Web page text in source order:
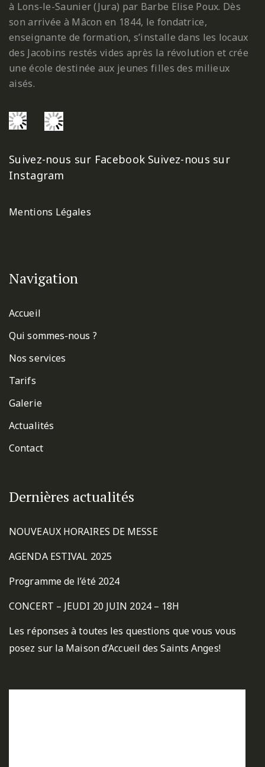
à Lons-le-Saunier (Jura) par Barbe Elise Poux. Dès
son arrivée à Mâcon en 1844, le fondatrice,
enseignante de formation, s’installe dans les locaux
des Jacobins restés vides après la révolution et crée
une école destinée aux jeunes filles des milieux
aisés.
Suivez-nous sur Facebook Suivez-nous sur
Instagram
Mentions Légales
Navigation
Accueil
Qui sommes-nous ?
Nos services
Tarifs
Galerie
Actualités
Contact
Dernières actualités
NOUVEAUX HORAIRES DE MESSE
AGENDA ESTIVAL 2025
Programme de l’été 2024
CONCERT – JEUDI 20 JUIN 2024 – 18H
Les réponses à toutes les questions que vous vous
posez sur la Maison d’Accueil des Saints Anges!